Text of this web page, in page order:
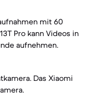
mit 60
Pro kann Videos in
aufnehmen.
Das Xiaomi